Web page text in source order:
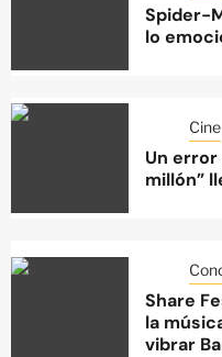
Spider-
lo
Cine
Un error
millón”
Share
la
vibrar